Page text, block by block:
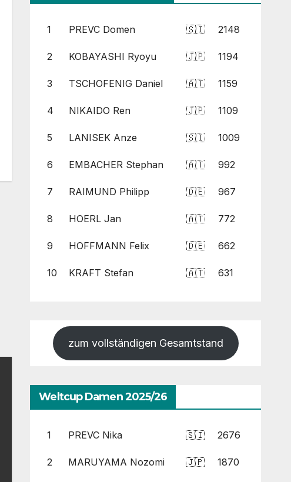
1 PREVC Domen 🇸🇮 2148
2 KOBAYASHI Ryoyu 🇯🇵 1194
3 TSCHOFENIG Daniel 🇦🇹 1159
4 NIKAIDO Ren 🇯🇵 1109
5 LANISEK Anze 🇸🇮 1009
6 EMBACHER Stephan 🇦🇹 992
7 RAIMUND Philipp 🇩🇪 967
8 HOERL Jan 🇦🇹 772
9 HOFFMANN Felix 🇩🇪 662
10 KRAFT Stefan 🇦🇹 631
zum vollständigen Gesamtstand
Weltcup Damen 2025/26
1 PREVC Nika 🇸🇮 2676
2 MARUYAMA Nozomi 🇯🇵 1870